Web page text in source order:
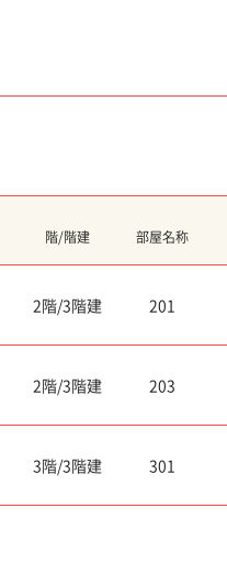
階/階建 部屋名称
2階/3階建 201
2階/3階建 203
3階/3階建 301